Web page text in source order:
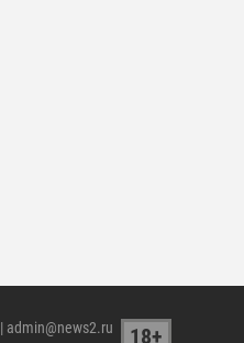
| admin@news2.ru 18+